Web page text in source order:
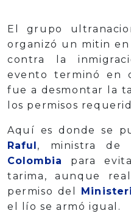
El grupo
organizó un mitin en
contra la
evento terminó en
fue a desmontar la
los permisos
Aquí es donde se
Raful, ministra de
Colombia
para
tarima, aunque
permiso del
el lío se armó igual.